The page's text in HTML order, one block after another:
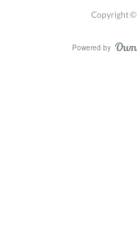
Copyright ©
Powered by